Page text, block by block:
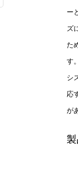
ー
ズ
た
す
シ
応
が